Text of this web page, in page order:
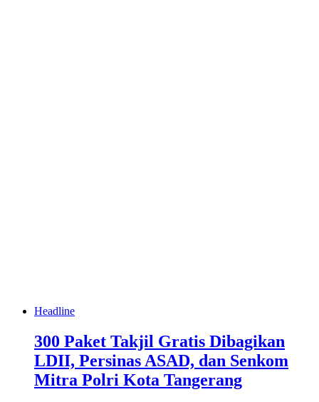
Headline
300 Paket Takjil Gratis Dibagikan
LDII, Persinas ASAD, dan Senkom
Mitra Polri Kota Tangerang